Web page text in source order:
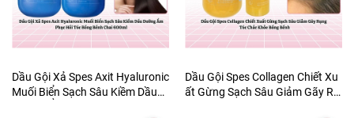
Dầu Gội Xả Spes Axit Hyaluronic
Muối Biển Sạch Sâu Kiềm Dầu
Dầu Gội Spes Collagen Chiết Xu
ất Gừng Sạch Sâu Giảm Gãy Rụ